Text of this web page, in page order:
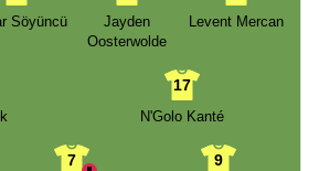
Söyüncü
Jayden
Oosterwolde
Levent Mercan
17
N'Golo Kanté
7
9